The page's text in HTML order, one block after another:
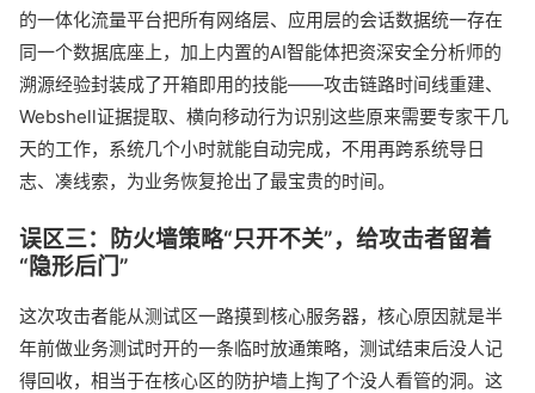
的一体化流量平台把所有网络层、应用层的会话数据统一存在
同一个数据底座上，加上内置的AI智能体把资深安全分析师的
溯源经验封装成了开箱即用的技能——攻击链路时间线重建、
Webshell证据提取、横向移动行为识别这些原来需要专家干几
天的工作，系统几个小时就能自动完成，不用再跨系统导日
志、凑线索，为业务恢复抢出了最宝贵的时间。
误区三：防火墙策略“只开不关”，给攻击者留着
“隐形后门”
这次攻击者能从测试区一路摸到核心服务器，核心原因就是半
年前做业务测试时开的一条临时放通策略，测试结束后没人记
得回收，相当于在核心区的防护墙上掏了个没人看管的洞。这